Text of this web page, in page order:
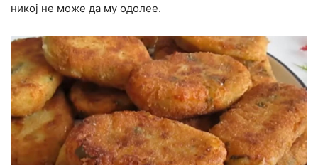
никој не може да му одолее.